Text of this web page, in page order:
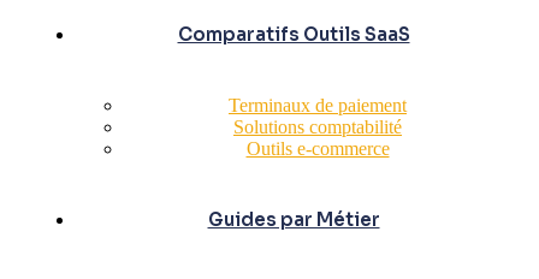
Comparatifs Outils SaaS
Terminaux de paiement
Solutions comptabilité
Outils e-commerce
Guides par Métier